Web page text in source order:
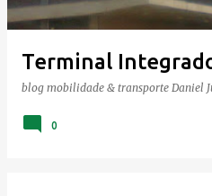
Terminal
blog mobilidade & transporte Daniel
0